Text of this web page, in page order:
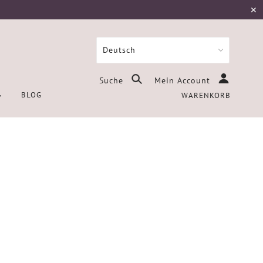
✕
Suche Mein Account
BLOG WARENKORB